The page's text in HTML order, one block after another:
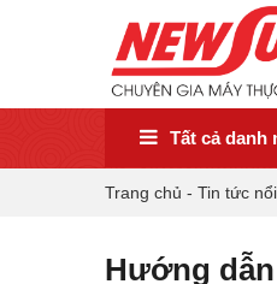
Tất cả danh
Trang chủ - Tin tức
Hướng